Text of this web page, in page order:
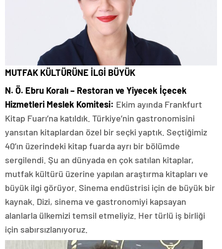
MUTFAK KÜLTÜRÜNE İLGİ BÜYÜK
N. Ö. Ebru Koralı – Restoran ve Yiyecek İçecek
Hizmetleri Meslek Komitesi: Ekim ayında Frankfurt
Kitap Fuarı’na katıldık. Türkiye’nin gastronomisini
yansıtan kitaplardan özel bir seçki yaptık. Seçtiğimiz
40’ın üzerindeki kitap fuarda ayrı bir bölümde
sergilendi. Şu an dünyada en çok satılan kitaplar,
mutfak kültürü üzerine yapılan araştırma kitapları ve
büyük ilgi görüyor. Sinema endüstrisi için de büyük bir
kaynak. Dizi, sinema ve gastronomiyi kapsayan
alanlarla ülkemizi temsil etmeliyiz. Her türlü iş birliği
için sabırsızlanıyoruz.